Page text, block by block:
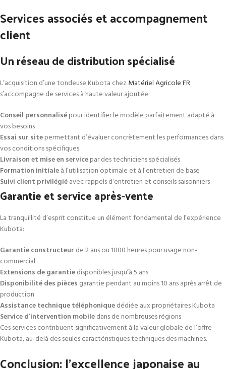
Services associés et accompagnement
client
Un réseau de distribution spécialisé
L’acquisition d’une tondeuse Kubota chezMatériel Agricole FR
s’accompagne de services à haute valeur ajoutée:
Conseil personnalisépour identifier le modèle parfaitement adapté à
vos besoins
Essai sur sitepermettant d’évaluer concrètement les performances dans
vos conditions spécifiques
Livraison et mise en servicepar des techniciens spécialisés
Formation initialeà l’utilisation optimale et à l’entretien de base
Suivi client privilégiéavec rappels d’entretien et conseils saisonniers
Garantie et service après-vente
La tranquillité d’esprit constitue un élément fondamental de l’expérience
Kubota:
Garantie constructeur de 2 ans ou 1000 heures pour usage non-
commercial
Extensions de garantiedisponibles jusqu’à 5 ans
Disponibilité des pièces garantie pendant au moins 10 ans après arrêt de
production
Assistance technique téléphoniquedédiée aux propriétaires Kubota
Service d’intervention mobiledans de nombreuses régions
Ces services contribuent significativement à la valeur globale de l’offre
Kubota, au-delà des seules caractéristiques techniques des machines.
Conclusion: l’excellence japonaise au